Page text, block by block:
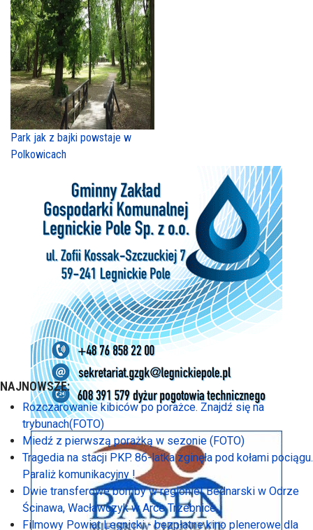
Park jak z bajki powstaje w
Polkowicach
NAJNOWSZE:
Rozczarowanie kibiców po porażce. Znajdź się na
trybunach(FOTO)
Miedź z pierwszą porażką w sezonie (FOTO)
Tragedia na stacji PKP. 86-latka zginęła pod kołami pociągu.
Paraliż komunikacyjny !
Dwie transferowe bomby w regionie! Bednarski w Odrze
Ścinawa, Wacławczyk w Arce Trzebnice
Filmowy Powiat Legnicki - bezpłatne kino plenerowe dla